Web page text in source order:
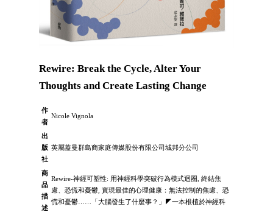
Rewire: Break the Cycle, Alter Your
Thoughts and Create Lasting Change
作
者
Nicole Vignola
出
版
社
英屬蓋曼群島商家庭傳媒股份有限公司城邦分公司
商
品
描
述
Rewire-神經可塑性: 用神經科學突破行為模式迴圈, 終結焦
慮、恐慌和憂鬱, 實現最佳的心理健康：無法控制的焦慮、恐
慌和憂鬱……「大腦發生了什麼事？」◤一本根植於神經科